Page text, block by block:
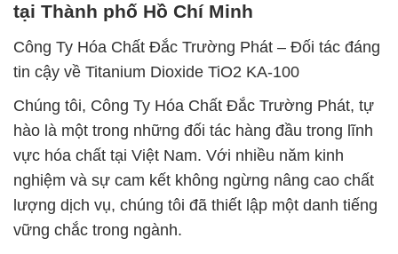
tại Thành phố Hồ Chí Minh
Công Ty Hóa Chất Đắc Trường Phát – Đối tác đáng
tin cậy về Titanium Dioxide TiO2 KA-100
Chúng tôi, Công Ty Hóa Chất Đắc Trường Phát, tự
hào là một trong những đối tác hàng đầu trong lĩnh
vực hóa chất tại Việt Nam. Với nhiều năm kinh
nghiệm và sự cam kết không ngừng nâng cao chất
lượng dịch vụ, chúng tôi đã thiết lập một danh tiếng
vững chắc trong ngành.